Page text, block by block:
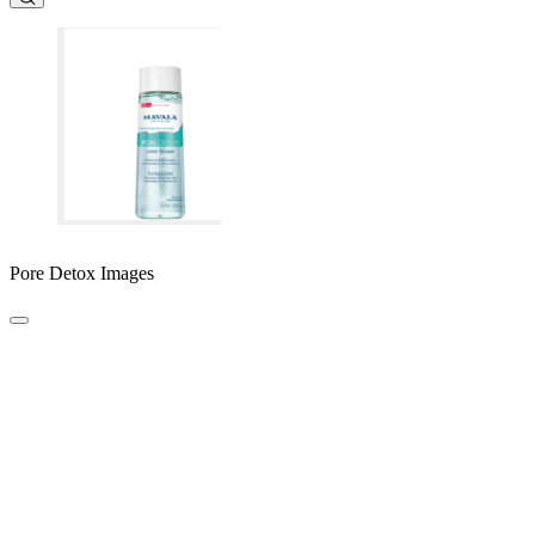
Pore Detox Images